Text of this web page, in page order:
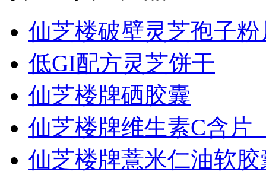
仙芝楼破壁灵芝孢子粉
低GI配方灵芝饼干
仙芝楼牌硒胶囊
仙芝楼牌维生素C含片
仙芝楼牌薏米仁油软胶